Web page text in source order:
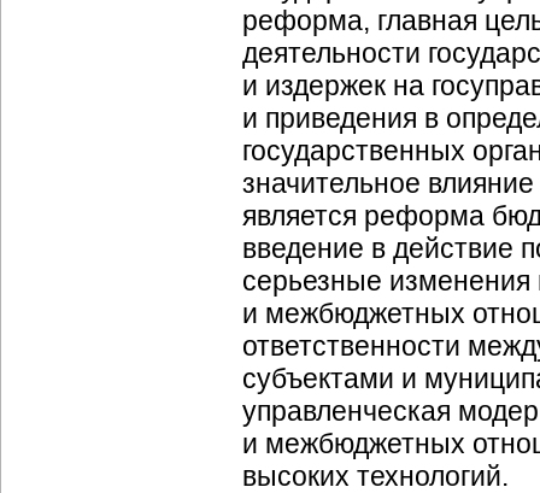
реформа, главная
деятельности
и издержек на
и приведения в
государственных
значительное
является реформа
введение в действие
серьезные
и межбюджетных
ответственности
субъектами и
управленческая
и межбюджетных
высоких технологий.